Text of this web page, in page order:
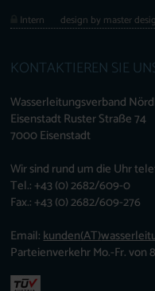
design by master
Intern
KONTAKTIEREN SIE
Wasserleitungsverband
Eisenstadt Ruster Straße 74
7000 Eisenstadt
Wir sind rund um die Uhr
Tel.: +43 (0) 2682/609-0
Fax.: +43 (0) 2682/609-276
Email:kunden(AT)
Parteienverkehr Mo.-Fr. von